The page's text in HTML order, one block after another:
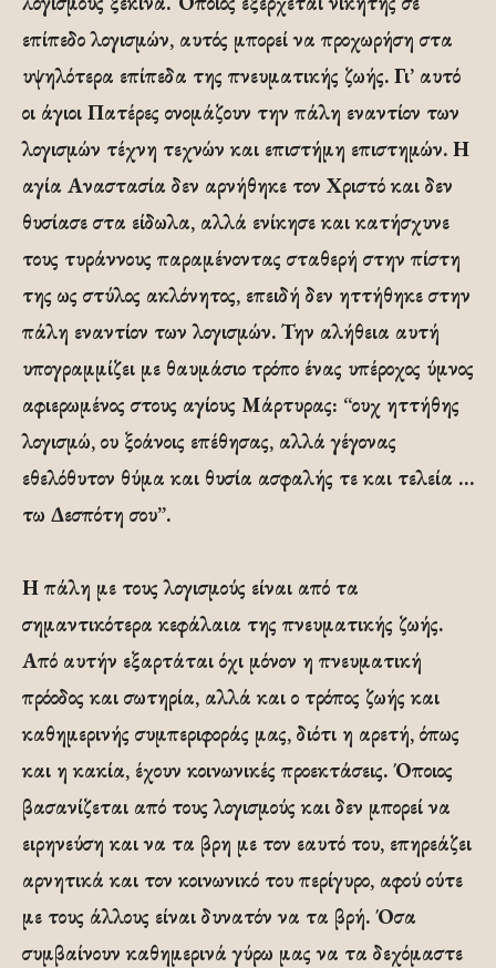
επίπεδο λογισμών, αυτός μπορεί να προχωρήση στα
υψηλότερα επίπεδα της πνευματικής ζωής. Γι’ αυτό
οι άγιοι Πατέρες ονομάζουν την πάλη εναντίον των
λογισμών τέχνη τεχνών και επιστήμη επιστημών. Η
αγία Αναστασία δεν αρνήθηκε τον Χριστό και δεν
θυσίασε στα είδωλα, αλλά ενίκησε και κατήσχυνε
τους τυράννους παραμένοντας σταθερή στην πίστη
της ως στύλος ακλόνητος, επειδή δεν ηττήθηκε στην
πάλη εναντίον των λογισμών. Την αλήθεια αυτή
υπογραμμίζει με θαυμάσιο τρόπο ένας υπέροχος ύμνος
αφιερωμένος στους αγίους Μάρτυρας: “ουχ ηττήθης
λογισμώ, ου ξοάνοις επέθησας, αλλά γέγονας
εθελόθυτον θύμα και θυσία ασφαλής τε και τελεία …
τω Δεσπότη σου”.
Η πάλη με τους λογισμούς είναι από τα
σημαντικότερα κεφάλαια της πνευματικής ζωής.
Από αυτήν εξαρτάται όχι μόνον η πνευματική
πρόοδος και σωτηρία, αλλά και ο τρόπος ζωής και
καθημερινής συμπεριφοράς μας, διότι η αρετή, όπως
και η κακία, έχουν κοινωνικές προεκτάσεις. Όποιος
βασανίζεται από τους λογισμούς και δεν μπορεί να
ειρηνεύση και να τα βρη με τον εαυτό του, επηρεάζει
αρνητικά και τον κοινωνικό του περίγυρο, αφού ούτε
με τους άλλους είναι δυνατόν να τα βρή. Όσα
συμβαίνουν καθημερινά γύρω μας να τα δεχόμαστε